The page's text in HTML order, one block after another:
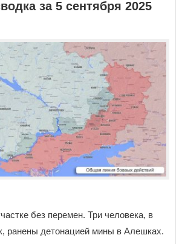
за 5 сентября 2025
без перемен. Три человека, в
ранены детонацией мины в Алешках.